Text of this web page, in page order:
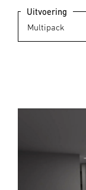
Uitvoering